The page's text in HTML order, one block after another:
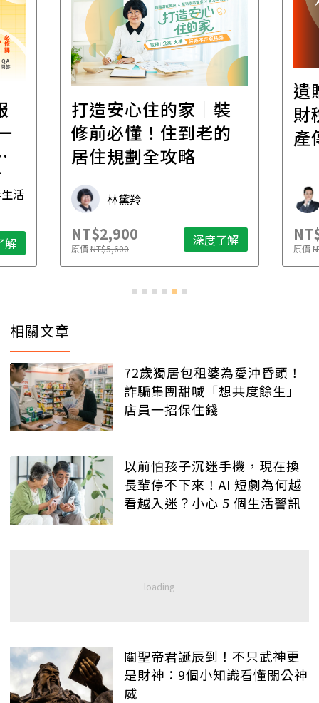
活
解
打造安心住的家｜裝
修前必懂！住到老的
居住規劃全攻略
林黛羚
NT$2,900
原價NT$5,600 深度了解
遺
財
產
原價
相關文章
72歲獨居包租婆為愛沖昏頭！
詐騙集團甜喊「想共度餘生」
店員一招保住錢
以前怕孩子沉迷手機，現在換
長輩停不下來！AI 短劇為何越
看越入迷？小心 5 個生活警訊
關聖帝君誕辰到！不只武神更
是財神：9個小知識看懂關公神
威